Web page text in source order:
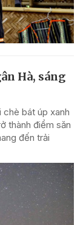
Hà, sáng
bát úp xanh
thành điểm săn
đến trải